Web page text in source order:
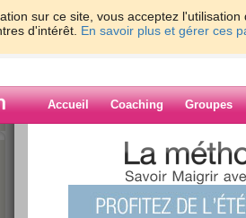
sur ce site, vous acceptez
d'intérêt. En savoir plus et gérer ces
Accueil Coaching Groupes
> pianoforte92 >
Blog de